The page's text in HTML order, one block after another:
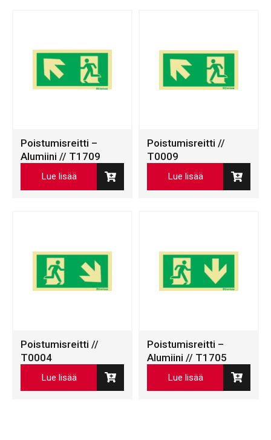
Poistumisreitti –
Alumiini // T1709
Lue lisää
Poistumisreitti //
T0009
Lue lisää
Poistumisreitti //
T0004
Lue lisää
Poistumisreitti –
Alumiini // T1705
Lue lisää